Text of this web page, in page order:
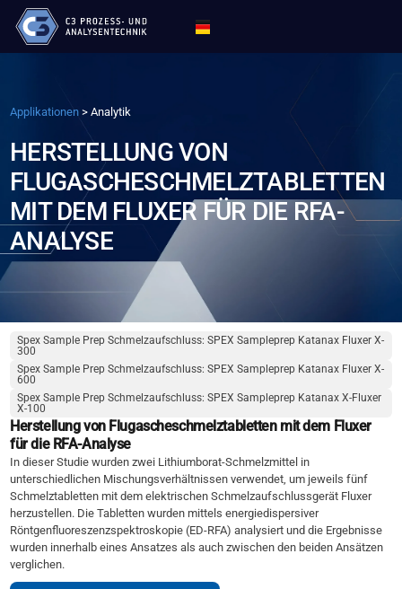
Applikationen > Analytik
HERSTELLUNG VON
FLUGASCHESCHMELZTABLETTEN
MIT DEM FLUXER FÜR DIE RFA-
ANALYSE
Spex Sample Prep Schmelzaufschluss: SPEX Sampleprep Katanax Fluxer X-
300
Spex Sample Prep Schmelzaufschluss: SPEX Sampleprep Katanax Fluxer X-
600
Spex Sample Prep Schmelzaufschluss: SPEX Sampleprep Katanax X-Fluxer
X-100
Herstellung von Flugascheschmelztabletten mit dem Fluxer
für die RFA-Analyse
In dieser Studie wurden zwei Lithiumborat-Schmelzmittel in
unterschiedlichen Mischungsverhältnissen verwendet, um jeweils fünf
Schmelztabletten mit dem elektrischen Schmelzaufschlussgerät Fluxer
herzustellen. Die Tabletten wurden mittels energiedispersiver
Röntgenfluoreszenzspektroskopie (ED-RFA) analysiert und die Ergebnisse
wurden innerhalb eines Ansatzes als auch zwischen den beiden Ansätzen
verglichen.